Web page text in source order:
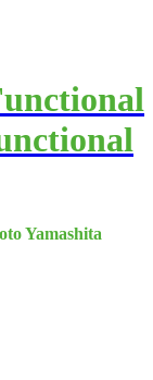
Yamashita